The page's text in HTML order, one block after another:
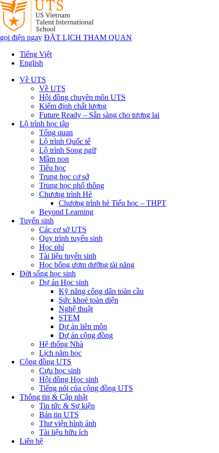
gọi điện ngay ĐẶT LỊCH THAM QUAN
Tiếng Việt
English
Về UTS
Về UTS
Hội đồng chuyên môn UTS
Kiểm định chất lượng
Future Ready – Sẵn sàng cho tương lai
Lộ trình học tập
Tổng quan
Lộ trình Quốc tế
Lộ trình Song ngữ
Mầm non
Tiểu học
Trung học cơ sở
Trung học phổ thông
Chương trình Hè
Chương trình hè Tiểu học – THPT
Beyond Learning
Tuyển sinh
Các cơ sở UTS
Quy trình tuyển sinh
Học phí
Tài liệu tuyển sinh
Học bổng ươm dưỡng tài năng
Đời sống học sinh
Dự án Học sinh
Kỹ năng công dân toàn cầu
Sức khoẻ toàn diện
Nghệ thuật
STEM
Dự án liên môn
Dự án cộng đồng
Hệ thống Nhà
Lịch năm học
Cộng đồng UTS
Cựu học sinh
Hội đồng Học sinh
Tiếng nói của cộng đồng UTS
Thông tin & Cập nhật
Tin tức & Sự kiện
Bản tin UTS
Thư viện hình ảnh
Tài liệu hữu ích
Liên hệ